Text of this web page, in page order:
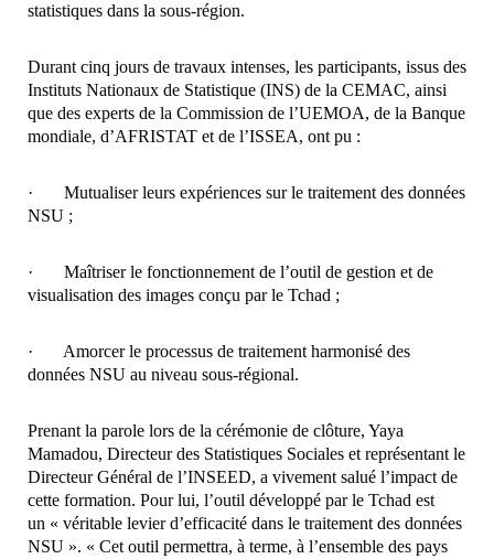
statistiques dans la sous-région.
Durant cinq jours de travaux intenses, les participants, issus des
Instituts Nationaux de Statistique (INS) de la CEMAC, ainsi
que des experts de la Commission de l’UEMOA, de la Banque
mondiale, d’AFRISTAT et de l’ISSEA, ont pu :
· Mutualiser leurs expériences sur le traitement des données
NSU ;
· Maîtriser le fonctionnement de l’outil de gestion et de
visualisation des images conçu par le Tchad ;
· Amorcer le processus de traitement harmonisé des
données NSU au niveau sous-régional.
Prenant la parole lors de la cérémonie de clôture, Yaya
Mamadou, Directeur des Statistiques Sociales et représentant le
Directeur Général de l’INSEED, a vivement salué l’impact de
cette formation. Pour lui, l’outil développé par le Tchad est
un « véritable levier d’efficacité dans le traitement des données
NSU ». « Cet outil permettra, à terme, à l’ensemble des pays